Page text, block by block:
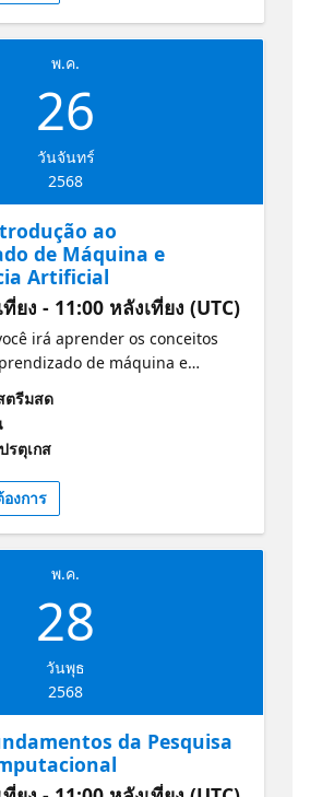
para sua carreira.
Guia de Estudos para o
básicos da IA do Azure
พ.ค.
26
วันจันทร์
2568
ao
de Máquina e
Artificial
ยง - 11:00 หลังเที่ยง (UTC)
irá aprender os conceitos
de máquina e
Você entenderá como
funcionam, suas
estão transformando
Prepare-se para
de possibilidades e se
IA! Informações e Guia de
Exame: Conceitos básicos da
ตรีมสด
รตุเกส
งการ
พ.ค.
28
วันพุธ
2568
da Pesquisa